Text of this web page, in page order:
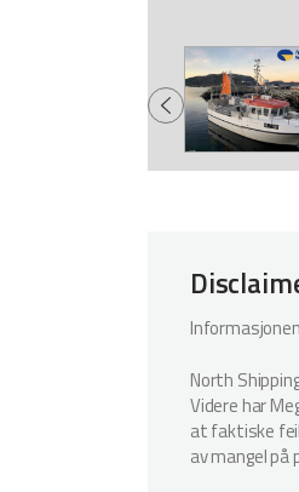
North
Videre har
at faktiske
av mangel på